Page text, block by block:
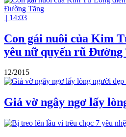
| 14:03
Con gái nuôi của Kim
yêu nữ quyến rũ Đường
12/2015
Giả vờ ngây ngơ lấy